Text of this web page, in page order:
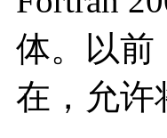
体。以前
在，允许